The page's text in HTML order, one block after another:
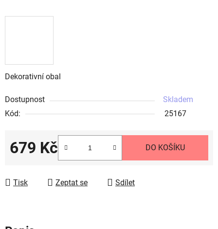
Dekorativní obal
Dostupnost
Skladem
Kód:
25167
679 Kč DO KOŠÍKU
Tisk Zeptat se Sdílet